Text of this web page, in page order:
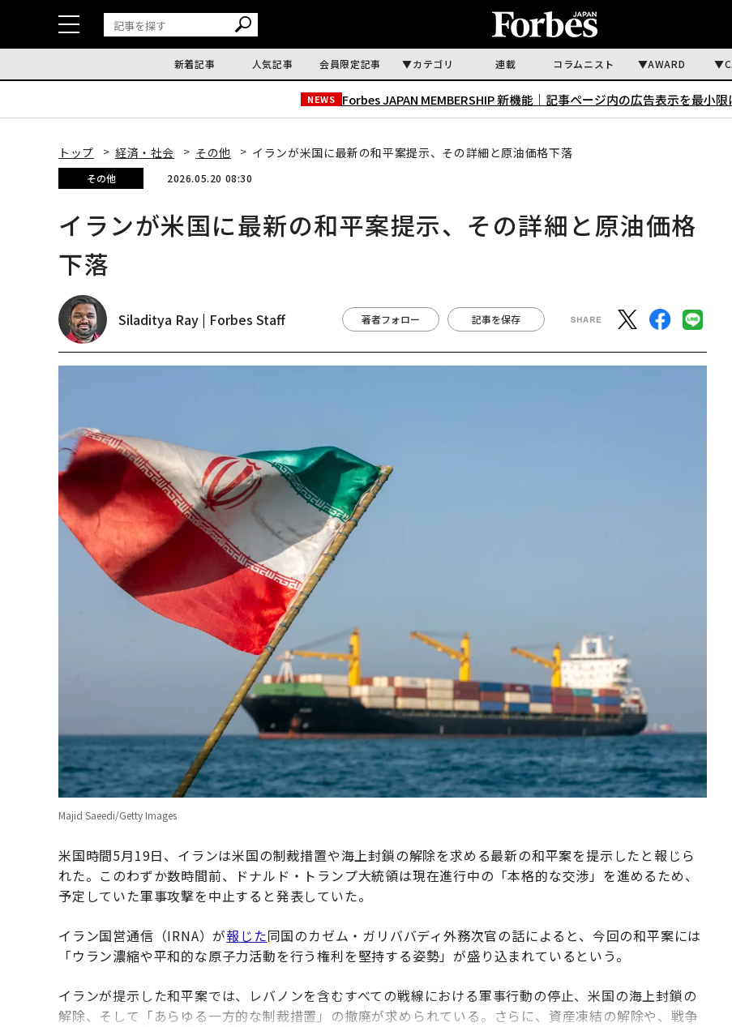
新着記事 人気記事 会員限定記事 カテゴリ 連載 コラムニスト AWARD
NEWS Forbes JAPAN MEMBERSHIP 新機能｜ 記事ページ内の広告表示を最小限
トップ 経済・社会 その他 イランが米国に最新の和平案提示、その詳細と原油価格下落
その他 2026.05.20 08:30
イランが米国に最新の和平案提示、その詳細と原油価格
下落
Siladitya Ray | Forbes Staff 著者フォロー 記事を保存
Majid Saeedi/Getty Images
米国時間5月19日、イランは米国の制裁措置や海上封鎖の解除を求める最新の和平案を提示したと報じら
れた。このわずか数時間前、ドナルド・トランプ大統領は現在進行中の「本格的な交渉」を進めるため、
予定していた軍事攻撃を中止すると発表していた。
イラン国営通信（IRNA）が報じた同国のカゼム・ガリババディ外務次官の話によると、今回の和平案には
「ウラン濃縮や平和的な原子力活動を行う権利を堅持する姿勢」が盛り込まれているという。
イランが提示した和平案では、レバノンを含むすべての戦線における軍事行動の停止、米国の海上封鎖の
解除、そして「あらゆる一方的な制裁措置」の撤廃が求められている。さらに、資産凍結の解除や、戦争